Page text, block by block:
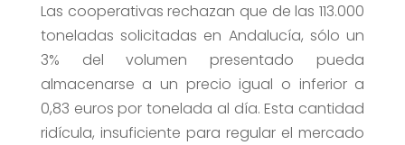
Las cooperativas rechazan que de las 113.000
toneladas solicitadas en Andalucía, sólo un
3% del volumen presentado pueda
almacenarse a un precio igual o inferior a
0,83 euros por tonelada al día. Esta cantidad
ridícula, insuficiente para regular el mercado